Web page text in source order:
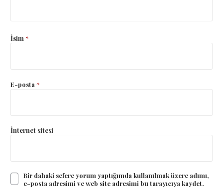
İsim *
E-posta *
İnternet sitesi
Bir dahaki sefere yorum yaptığımda kullanılmak üzere adımı,
e-posta adresimi ve web site adresimi bu tarayıcıya kaydet.